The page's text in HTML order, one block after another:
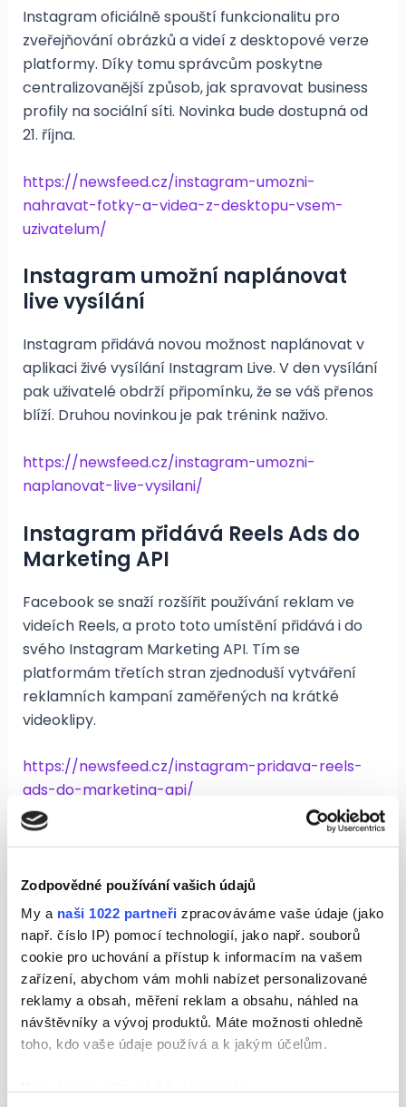
Zodpovědné používání vašich údajů
My a naši 1022 partneři zpracováváme vaše údaje (jako
např. číslo IP) pomocí technologií, jako např. souborů
cookie pro uchování a přístup k informacím na vašem
zařízení, abychom vám mohli nabízet personalizované
reklamy a obsah, měření reklam a obsahu, náhled na
návštěvníky a vývoj produktů. Máte možnosti ohledně
toho, kdo vaše údaje používá a k jakým účelům.
Instagram oficiálně spouští funkcionalitu pro
zveřejňování obrázků a videí z desktopové verze
platformy. Díky tomu správcům poskytne
centralizovanější způsob, jak spravovat business
profily na sociální síti. Novinka bude dostupná od
21. října.
https://newsfeed.cz/instagram-umozni-
nahravat-fotky-a-videa-z-desktopu-vsem-
uzivatelum/
Instagram umožní naplánovat
live vysílání
Instagram přidává novou možnost naplánovat v
aplikaci živé vysílání Instagram Live. V den vysílání
pak uživatelé obdrží připomínku, že se váš přenos
blíží. Druhou novinkou je pak trénink naživo.
https://newsfeed.cz/instagram-umozni-
naplanovat-live-vysilani/
Instagram přidává Reels Ads do
Marketing API
Facebook se snaží rozšířit používání reklam ve
videích Reels, a proto toto umístění přidává i do
svého Instagram Marketing API. Tím se
platformám třetích stran zjednoduší vytváření
reklamních kampaní zaměřených na krátké
videoklipy.
https://newsfeed.cz/instagram-pridava-reels-
ads-do-marketing-api/
Instagram testuje likes a vybrané
Do Stories na Instagramu brzy přibydou dvě
novinky. První z nich nabízí novou možnost rychlé
reakce na příběh, druhá pak umožní lépe vybrat
uživatele, kteří mohou vidět váš obsah.
https://newsfeed.cz/instagram-testuje-likes-a-
vybrane-publikum-ve-stories/
Instagram přestane používat